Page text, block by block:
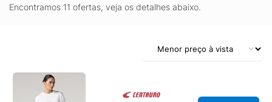
Encontramos 11 ofertas, veja os detalhes abaixo.